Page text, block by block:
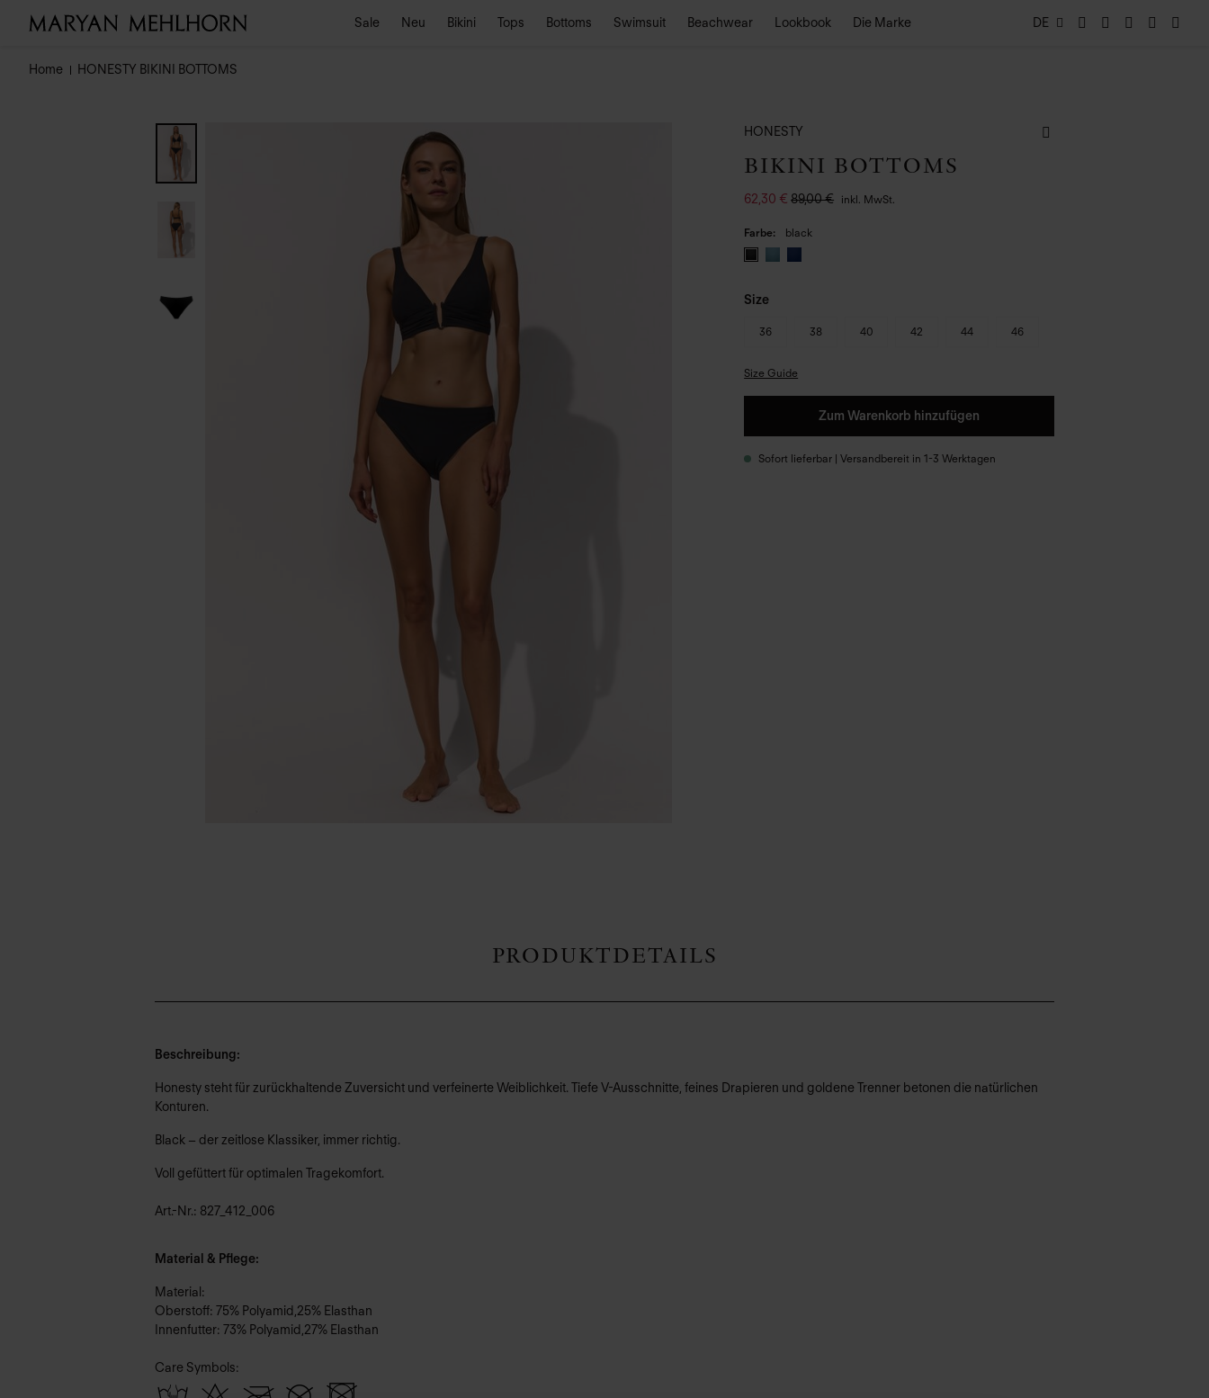
Sale Neu Bikini Tops Bottoms Swimsuit Beachwear Lookbook Die Marke DE
Home HONESTY BIKINI BOTTOMS
HONESTY
BIKINI BOTTOMS
62,30 € 89,00 € inkl. MwSt.
Farbe black
Size
36 38 40 42 44 46
Size Guide
Zum Warenkorb hinzufügen
Sofort lieferbar | Versandbereit in 1-3 Werktagen
PRODUKTDETAILS
Beschreibung:
Honesty steht für zurückhaltende Zuversicht und verfeinerte Weiblichkeit. Tiefe V-Ausschnitte, feines Drapieren und goldene Trenner betonen die natürlichen
Konturen.
Black – der zeitlose Klassiker, immer richtig.
Voll gefüttert für optimalen Tragekomfort.
Art.-Nr.: 827_412_006
Material & Pflege:
Material:
Oberstoff: 75% Polyamid,25% Elasthan
Innenfutter: 73% Polyamid,27% Elasthan
Care Symbols: